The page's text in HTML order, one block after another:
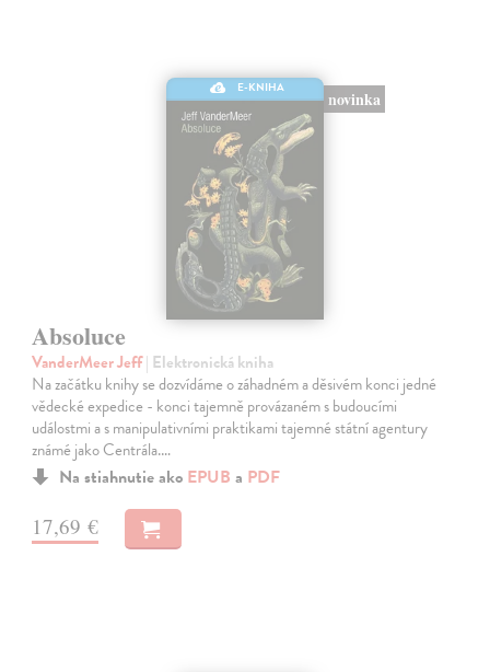
E-KNIHA
novinka
Absoluce
VanderMeer Jeff| Elektronická kniha
Na začátku knihy se dozvídáme o záhadném a děsivém konci jedné
vědecké expedice - konci tajemně provázaném s budoucími
událostmi a s manipulativními praktikami tajemné státní agentury
známé jako Centrála.…
Na stiahnutie ako EPUB a PDF
17,69 €